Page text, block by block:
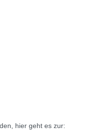
hier geht es zur: